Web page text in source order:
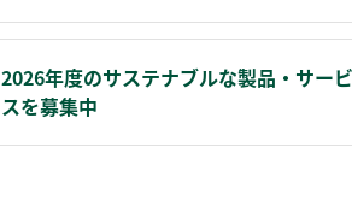
2026年度のサステナブルな製品・サービ
スを募集中